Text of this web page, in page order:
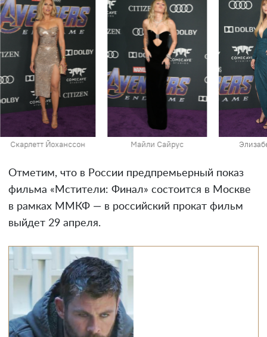
Скарлетт Йоханссон Майли Сайрус
Отметим, что в России предпремьерный показ
фильма «Мстители: Финал» состоится в Москве
в рамках ММКФ — в российский прокат фильм
выйдет 29 апреля.